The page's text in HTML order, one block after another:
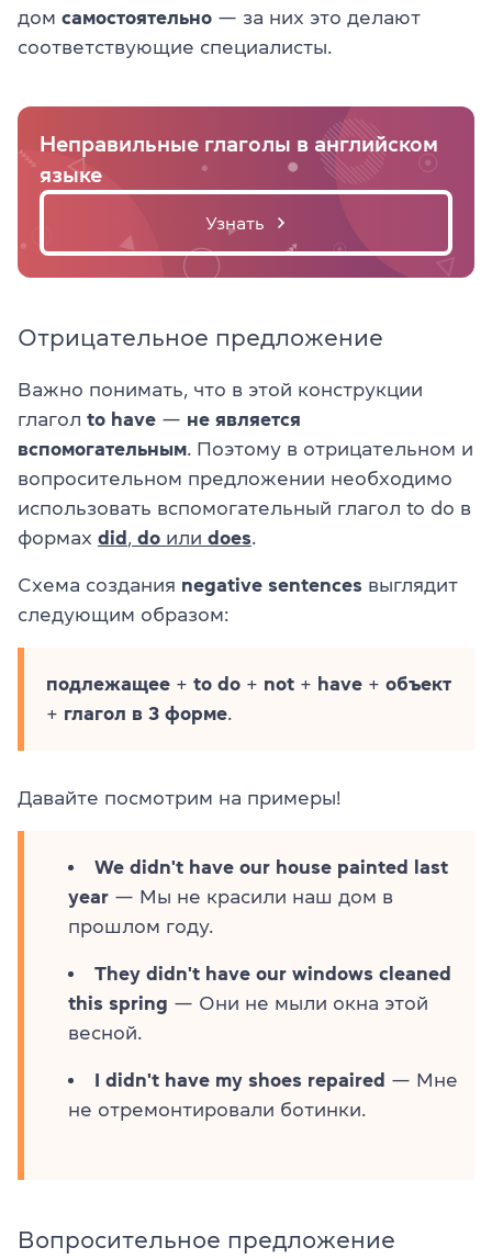
дом самостоятельно — за них это делают
соответствующие специалисты.
Неправильные глаголы в английском
языке
Узнать
Отрицательное предложение
Важно понимать, что в этой конструкции
глагол to have — не является
вспомогательным . Поэтому в отрицательном и
вопросительном предложении необходимо
использовать вспомогательный глагол to do в
формах did do или does
Схема создания negative sentences выглядит
следующим образом:
подлежащее + to do + not + have + объект
+ глагол в 3 форме
Давайте посмотрим на примеры!
We didn't have our house painted last
year — Мы не красили наш дом в
прошлом году.
They didn't have our windows cleaned
this spring — Они не мыли окна этой
весной.
I didn't have my shoes repaired — Мне
не отремонтировали ботинки.
Вопросительное предложение